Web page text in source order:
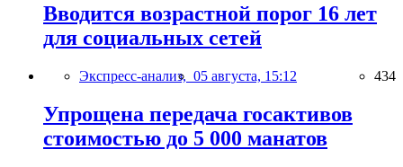
Вводится возрастной порог 16 лет
для социальных сетей
Экспресс-анализ, 05 августа, 15:12 434
Упрощена передача госактивов
стоимостью до 5 000 манатов